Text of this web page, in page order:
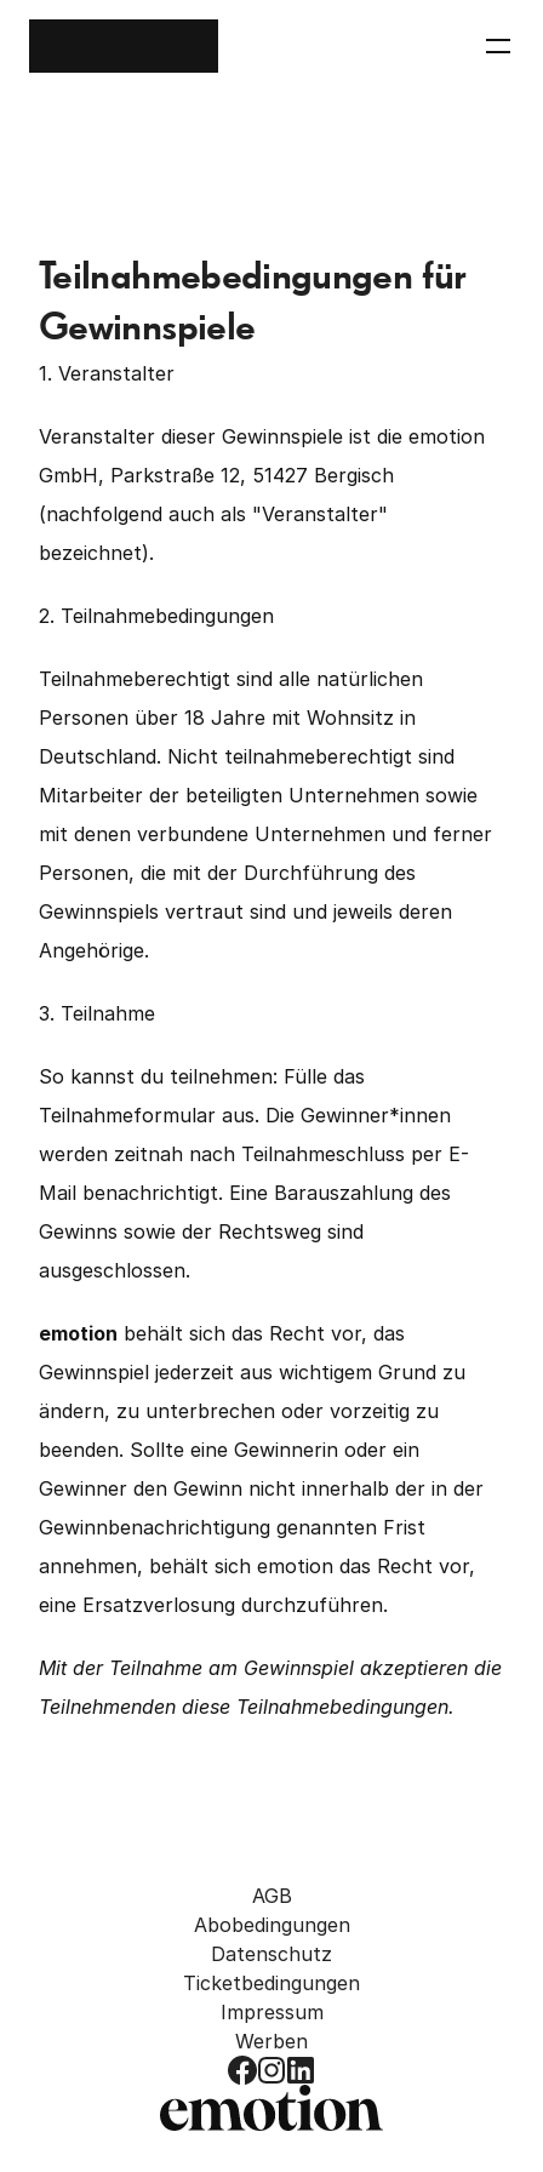
Teilnahmebedingungen für
Gewinnspiele
1. Veranstalter
Veranstalter dieser Gewinnspiele ist die emotion
GmbH, Parkstraße 12, 51427 Bergisch
(nachfolgend auch als "Veranstalter"
bezeichnet).
2. Teilnahmebedingungen
Teilnahmeberechtigt sind alle natürlichen
Personen über 18 Jahre mit Wohnsitz in
Deutschland. Nicht teilnahmeberechtigt sind
Mitarbeiter der beteiligten Unternehmen sowie
mit denen verbundene Unternehmen und ferner
Personen, die mit der Durchführung des
Gewinnspiels vertraut sind und jeweils deren
Angehörige.
3. Teilnahme
So kannst du teilnehmen: Fülle das
Teilnahmeformular aus. Die Gewinner*innen
werden zeitnah nach Teilnahmeschluss per E-
Mail benachrichtigt. Eine Barauszahlung des
Gewinns sowie der Rechtsweg sind
ausgeschlossen.
emotion behält sich das Recht vor, das
Gewinnspiel jederzeit aus wichtigem Grund zu
ändern, zu unterbrechen oder vorzeitig zu
beenden. Sollte eine Gewinnerin oder ein
Gewinner den Gewinn nicht innerhalb der in der
Gewinnbenachrichtigung genannten Frist
annehmen, behält sich emotion das Recht vor,
eine Ersatzverlosung durchzuführen.
Mit der Teilnahme am Gewinnspiel akzeptieren die
Teilnehmenden diese Teilnahmebedingungen.
AGB
Abobedingungen
Datenschutz
Ticketbedingungen
Impressum
Werben